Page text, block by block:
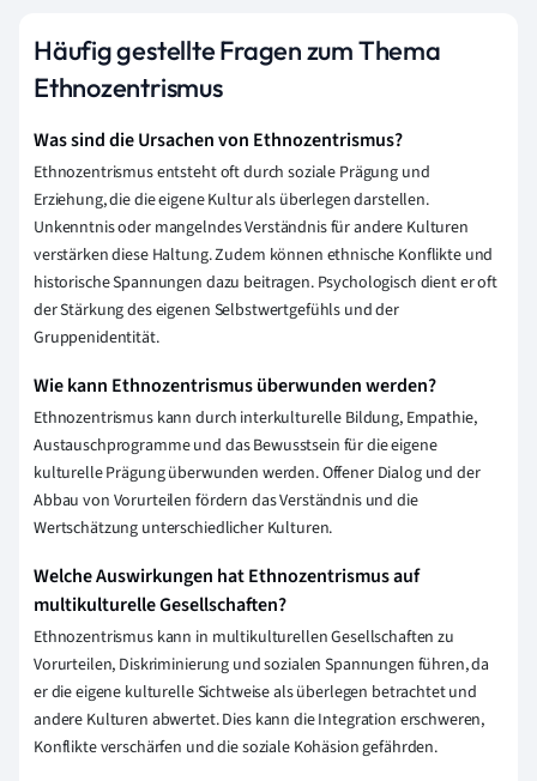
Häufig gestellte Fragen zum Thema
Ethnozentrismus
Was sind die Ursachen von Ethnozentrismus?
Ethnozentrismus entsteht oft durch soziale Prägung und
Erziehung, die die eigene Kultur als überlegen darstellen.
Unkenntnis oder mangelndes Verständnis für andere Kulturen
verstärken diese Haltung. Zudem können ethnische Konflikte und
historische Spannungen dazu beitragen. Psychologisch dient er oft
der Stärkung des eigenen Selbstwertgefühls und der
Gruppenidentität.
Wie kann Ethnozentrismus überwunden werden?
Ethnozentrismus kann durch interkulturelle Bildung, Empathie,
Austauschprogramme und das Bewusstsein für die eigene
kulturelle Prägung überwunden werden. Offener Dialog und der
Abbau von Vorurteilen fördern das Verständnis und die
Wertschätzung unterschiedlicher Kulturen.
Welche Auswirkungen hat Ethnozentrismus auf
multikulturelle Gesellschaften?
Ethnozentrismus kann in multikulturellen Gesellschaften zu
Vorurteilen, Diskriminierung und sozialen Spannungen führen, da
er die eigene kulturelle Sichtweise als überlegen betrachtet und
andere Kulturen abwertet. Dies kann die Integration erschweren,
Konflikte verschärfen und die soziale Kohäsion gefährden.